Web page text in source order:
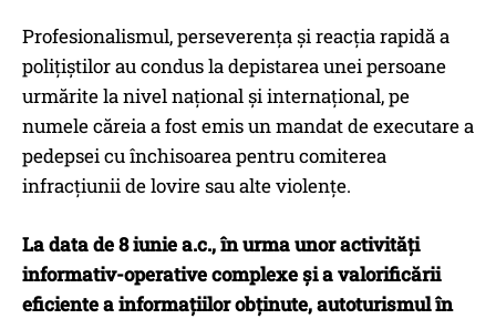
Profesionalismul, perseverența și reacția rapidă a
polițiștilor au condus la depistarea unei persoane
urmărite la nivel național și internațional, pe
numele căreia a fost emis un mandat de executare a
pedepsei cu închisoarea pentru comiterea
infracțiunii de lovire sau alte violențe.
La data de 8 iunie a.c., în urma unor activități
informativ-operative complexe și a valorificării
eficiente a informațiilor obținute, autoturismul în